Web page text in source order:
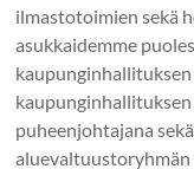
ilmastotoimien sekä
asukkaidemme
puheenjohtajana
aluevaltuustoryhmän